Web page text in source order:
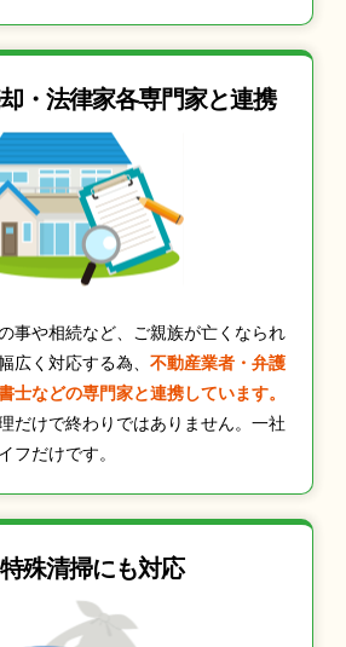
・法律家各専門家と連携
事や相続など、ご親族が亡くなられ
広く対応する為、 不動産業者・弁護
士などの専門家と連携しています。
だけで終わりではありません。一社
フだけです。
特殊清掃にも対応